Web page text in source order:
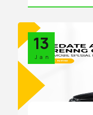
13
Jan